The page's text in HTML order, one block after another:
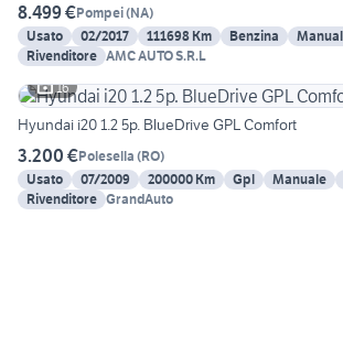
8.499 €Pompei(NA)
Usato
02/2017 111698 Km Benzina
Rivenditore AMC AUTO S.R.L
16
Hyundai i20 1.2 5p. BlueDrive GPL Comfort
3.200 €Polesella (RO)
Usato
07/2009 200000 Km Gpl Manuale
Rivenditore GrandAuto